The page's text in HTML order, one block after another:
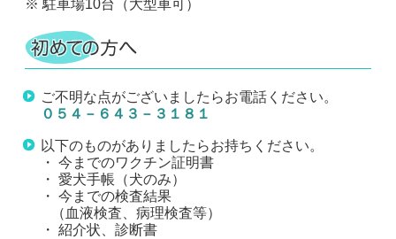
※ 駐車場10台（大型車可）
ご不明な点がございましたらお電話ください。
０５４－６４３－３１８１
以下のものがありましたらお持ちください。
・ 今までのワクチン証明書
・ 愛犬手帳（犬のみ）
・ 今までの検査結果
（血液検査、病理検査等）
・ 紹介状、診断書